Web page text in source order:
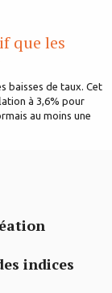
que les
baisses de taux. Cet
à 3,6% pour
au moins une
indices